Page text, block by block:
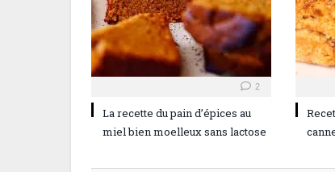
2
La recette du pain d’épices au
miel bien moelleux sans lactose